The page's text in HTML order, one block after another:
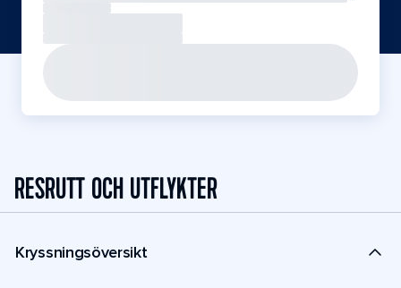
RESRUTT OCH UTFLYKTER
Kryssningsöversikt